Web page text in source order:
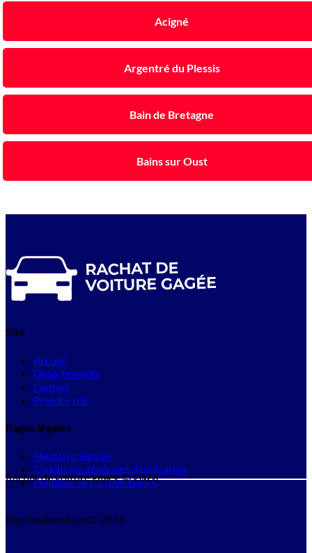
Acigné
Argentré du Plessis
Bain de Bretagne
Bains sur Oust
Site
Accueil
Départements
Contact
Prendre rdv
Pages légales
Mentions légales
Conditions générales d'utilisation
Politique de confidentialité
Rachat de voiture gagee © 2026
Reprisedevoiture© 2026